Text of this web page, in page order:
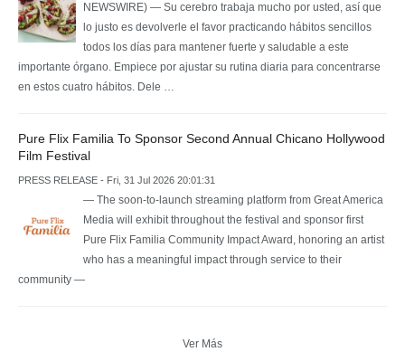
NEWSWIRE) — Su cerebro trabaja mucho por usted, así que
lo justo es devolverle el favor practicando hábitos sencillos
todos los días para mantener fuerte y saludable a este
importante órgano. Empiece por ajustar su rutina diaria para concentrarse
en estos cuatro hábitos. Dele …
Pure Flix Familia To Sponsor Second Annual Chicano Hollywood
Film Festival
PRESS RELEASE - Fri, 31 Jul 2026 20:01:31
— The soon-to-launch streaming platform from Great America
Media will exhibit throughout the festival and sponsor first
Pure Flix Familia Community Impact Award, honoring an artist
who has a meaningful impact through service to their
community —
Ver Más